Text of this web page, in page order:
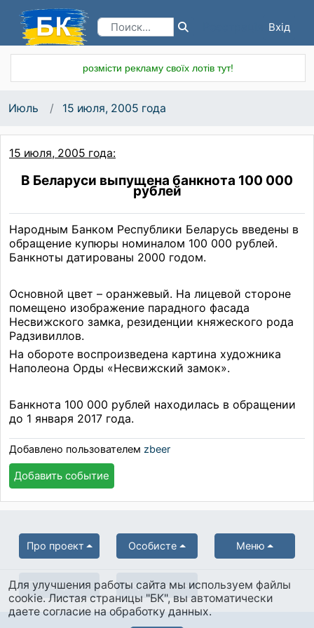
Вхід
розмісти рекламу своїх лотів тут!
Июль 15 июля, 2005 года
15 июля, 2005 года:
В Беларуси выпущена банкнота 100 000
рублей
Народным Банком Республики Беларусь введены в
обращение купюры номиналом 100 000 рублей.
Банкноты датированы 2000 годом.
Основной цвет – оранжевый. На лицевой стороне
помещено изображение парадного фасада
Несвижского замка, резиденции княжеского рода
Радзивиллов.
На обороте воспроизведена картина художника
Наполеона Орды «Несвижский замок».
Банкнота 100 000 рублей находилась в обращении
до 1 января 2017 года.
Добавлено пользователем zbeer
Добавить событие
Про проект Особисте Меню
Партнерам Українська
Для улучшения работы сайта мы используем файлы
cookie. Листая страницы "БК", вы автоматически
даете согласие на обработку данных.